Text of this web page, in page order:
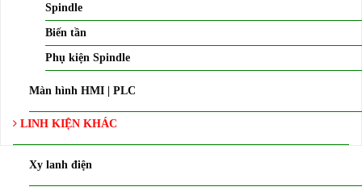
Spindle
Biến tần
Phụ kiện Spindle
Màn hình HMI | PLC
LINH KIỆN KHÁC
Xy lanh điện